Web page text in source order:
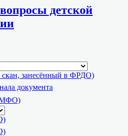
детской
скан, занесённый в ФРДО)
документа